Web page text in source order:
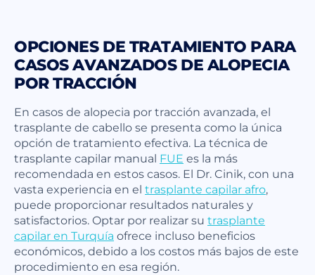
OPCIONES DE TRATAMIENTO PARA
CASOS AVANZADOS DE ALOPECIA
POR TRACCIÓN
En casos de alopecia por tracción avanzada, el
trasplante de cabello se presenta como la única
opción de tratamiento efectiva. La técnica de
trasplante capilar manual FUE es la más
recomendada en estos casos. El Dr. Cinik, con una
vasta experiencia en el trasplante capilar afro,
puede proporcionar resultados naturales y
satisfactorios. Optar por realizar su trasplante
capilar en Turquía ofrece incluso beneficios
económicos, debido a los costos más bajos de este
procedimiento en esa región.